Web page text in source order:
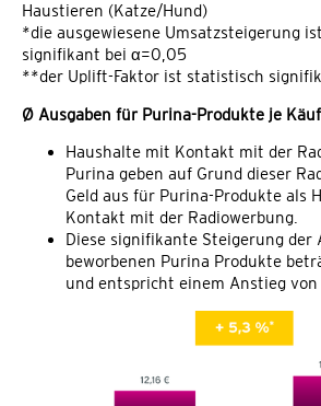
Haustieren (Katze/Hund)
*die ausgewiesene Umsatzsteigerung
signifikant bei α=0,05
**der Uplift-Faktor ist statistisch
Ø Ausgaben für Purina-Produkte je
Haushalte mit Kontakt mit der
Purina geben auf Grund dieser
Geld aus für Purina-Produkte als
Kontakt mit der Radiowerbung.
Diese signifikante Steigerung der
beworbenen Purina Produkte
und entspricht einem Anstieg von